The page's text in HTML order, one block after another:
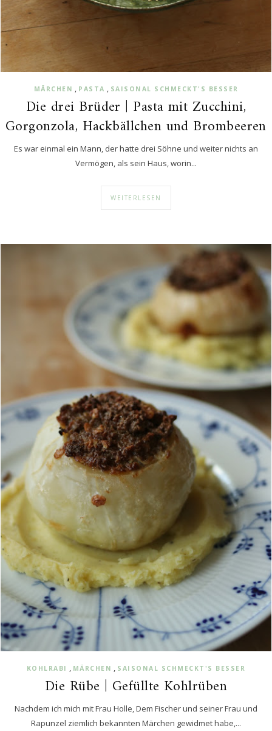
MÄRCHEN , PASTA , SAISONAL SCHMECKT'S BESSER
Die drei Brüder | Pasta mit Zucchini,
Gorgonzola, Hackbällchen und Brombeeren
Es war einmal ein Mann, der hatte drei Söhne und weiter nichts an
Vermögen, als sein Haus, worin...
WEITERLESEN
KOHLRABI , MÄRCHEN , SAISONAL SCHMECKT'S BESSER
Die Rübe | Gefüllte Kohlrüben
Nachdem ich mich mit Frau Holle, Dem Fischer und seiner Frau und
Rapunzel ziemlich bekannten Märchen gewidmet habe,...